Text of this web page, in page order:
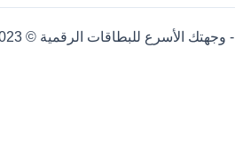
- وجهتك الأسرع للبطاقات الرقمية © 2023